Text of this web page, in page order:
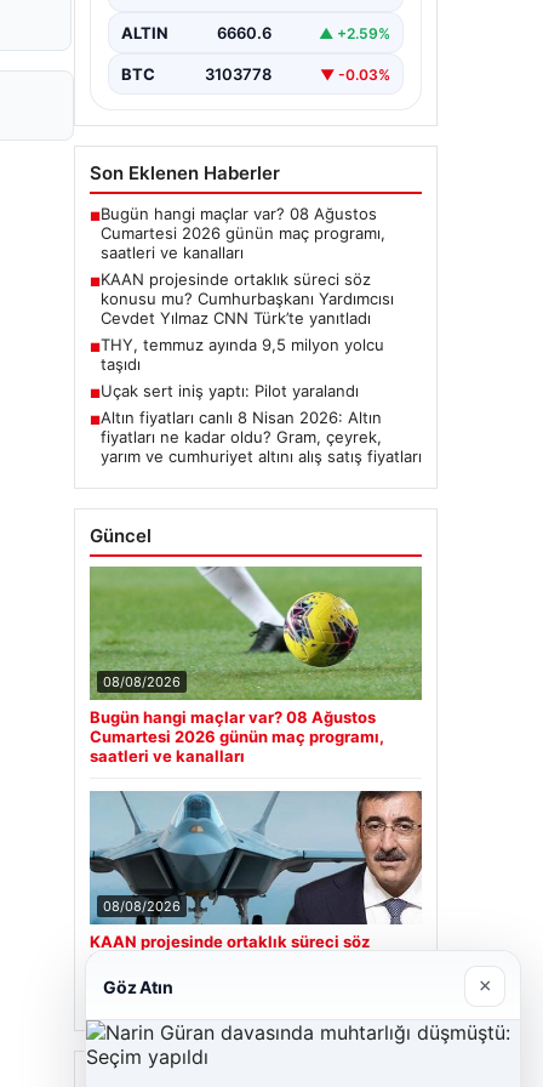
Yılmaz, CNN Türk canlı yayınında
Mekke Ortak…
ALTIN 6660.6 ▲ +2.59%
BTC 3103778 ▼ -0.03%
Son Eklenen Haberler
■Bugün hangi maçlar var? 08 Ağustos
Cumartesi 2026 günün maç programı,
saatleri ve kanalları
■KAAN projesinde ortaklık süreci söz
konusu mu? Cumhurbaşkanı Yardımcısı
Cevdet Yılmaz CNN Türk’te yanıtladı
■THY, temmuz ayında 9,5 milyon yolcu
taşıdı
■Uçak sert iniş yaptı: Pilot yaralandı
■Altın fiyatları canlı 8 Nisan 2026: Altın
fiyatları ne kadar oldu? Gram, çeyrek,
yarım ve cumhuriyet altını alış satış fiyatları
Güncel
08/08/2026
Bugün hangi maçlar var? 08 Ağustos
Cumartesi 2026 günün maç programı,
saatleri ve kanalları
08/08/2026
KAAN projesinde ortaklık süreci söz
konusu mu? Cumhurbaşkanı Yardımcısı
Cevdet Yılmaz CNN Türk’te yanıtladı
Göz Atın ×